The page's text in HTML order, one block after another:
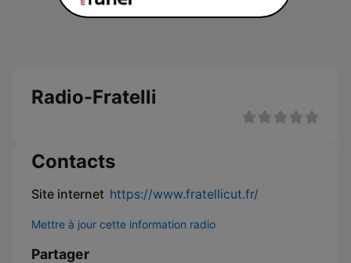
Radio-Fratelli
Contacts
Site internet https://www.fratellicut.fr/
Mettre à jour cette information radio
Partager